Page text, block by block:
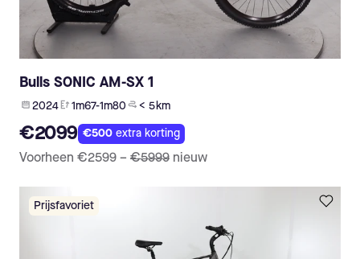
Bulls SONIC AM-SX 1
2024 1m67-1m80 < 5 km
€2099 €500extra korting
Voorheen €2599 – €5999 nieuw
Prijsfavoriet